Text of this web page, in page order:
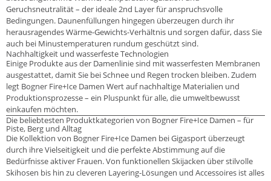
Geruchsneutralität – der ideale 2nd Layer für anspruchsvolle
Bedingungen. Daunenfüllungen hingegen überzeugen durch ihr
herausragendes Wärme-Gewichts-Verhältnis und sorgen dafür, dass Sie
auch bei Minustemperaturen rundum geschützt sind.
Nachhaltigkeit und wasserfeste Technologien
Einige Produkte aus der Damenlinie sind mit wasserfesten Membranen
ausgestattet, damit Sie bei Schnee und Regen trocken bleiben. Zudem
legt Bogner Fire+Ice Damen Wert auf nachhaltige Materialien und
Produktionsprozesse – ein Pluspunkt für alle, die umweltbewusst
einkaufen möchten.
Die beliebtesten Produktkategorien von Bogner Fire+Ice Damen – für
Piste, Berg und Alltag
Die Kollektion von Bogner Fire+Ice Damen bei Gigasport überzeugt
durch ihre Vielseitigkeit und die perfekte Abstimmung auf die
Bedürfnisse aktiver Frauen. Von funktionellen Skijacken über stilvolle
Skihosen bis hin zu cleveren Layering-Lösungen und Accessoires ist alles